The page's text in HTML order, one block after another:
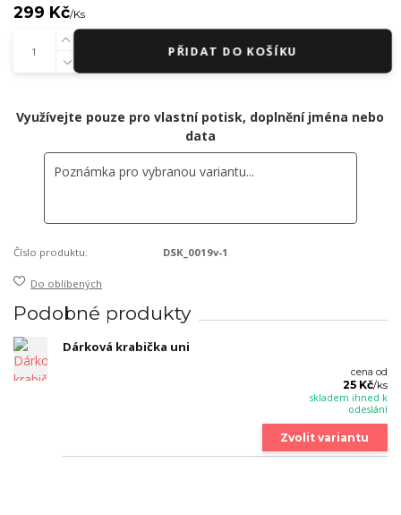
299 Kč/Ks
PŘIDAT DO KOŠÍKU
Využívejte pouze pro vlastní potisk, doplnění jména nebo
data
Číslo produktu: DSK_0019v-1
Do oblíbených
Podobné produkty
Dárková krabička uni
cena od
25 Kč/ks
skladem ihned k
odeslání
Zvolit variantu